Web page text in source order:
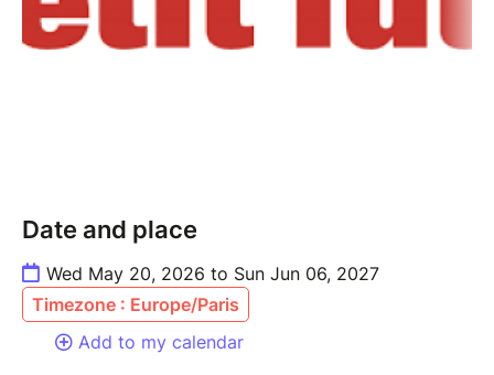
Date and place
Wed May 20, 2026 to Sun Jun 06, 2027
Timezone : Europe/Paris
Add to my calendar